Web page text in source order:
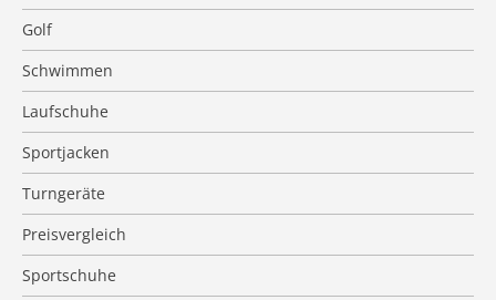
Golf
Schwimmen
Laufschuhe
Sportjacken
Turngeräte
Preisvergleich
Sportschuhe